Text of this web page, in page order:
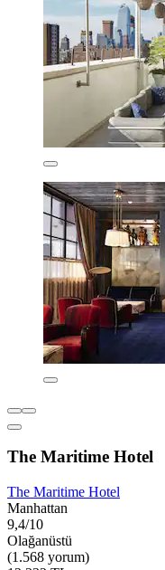
The Maritime Hotel
The Maritime Hotel
Manhattan
9,4/10
Olağanüstü
(1.568 yorum)